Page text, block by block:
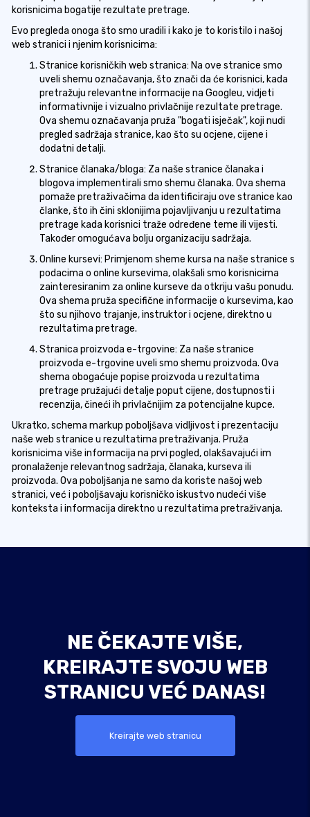
korisnicima bogatije rezultate pretrage.
Evo pregleda onoga što smo uradili i kako je to koristilo i našoj
web stranici i njenim korisnicima:
Stranice korisničkih web stranica: Na ove stranice smo
uveli shemu označavanja, što znači da će korisnici, kada
pretražuju relevantne informacije na Googleu, vidjeti
informativnije i vizualno privlačnije rezultate pretrage.
Ova shemu označavanja pruža "bogati isječak", koji nudi
pregled sadržaja stranice, kao što su ocjene, cijene i
dodatni detalji.
Stranice članaka/bloga: Za naše stranice članaka i
blogova implementirali smo shemu članaka. Ova shema
pomaže pretraživačima da identificiraju ove stranice kao
članke, što ih čini sklonijima pojavljivanju u rezultatima
pretrage kada korisnici traže određene teme ili vijesti.
Također omogućava bolju organizaciju sadržaja.
Online kursevi: Primjenom sheme kursa na naše stranice s
podacima o online kursevima, olakšali smo korisnicima
zainteresiranim za online kurseve da otkriju vašu ponudu.
Ova shema pruža specifične informacije o kursevima, kao
što su njihovo trajanje, instruktor i ocjene, direktno u
rezultatima pretrage.
Stranica proizvoda e-trgovine: Za naše stranice
proizvoda e-trgovine uveli smo shemu proizvoda. Ova
shema obogaćuje popise proizvoda u rezultatima
pretrage pružajući detalje poput cijene, dostupnosti i
recenzija, čineći ih privlačnijim za potencijalne kupce.
Ukratko, schema markup poboljšava vidljivost i prezentaciju
naše web stranice u rezultatima pretraživanja. Pruža
korisnicima više informacija na prvi pogled, olakšavajući im
pronalaženje relevantnog sadržaja, članaka, kurseva ili
proizvoda. Ova poboljšanja ne samo da koriste našoj web
stranici, već i poboljšavaju korisničko iskustvo nudeći više
konteksta i informacija direktno u rezultatima pretraživanja.
NE ČEKAJTE VIŠE,
KREIRAJTE SVOJU WEB
STRANICU VEĆ DANAS!
Kreirajte web stranicu